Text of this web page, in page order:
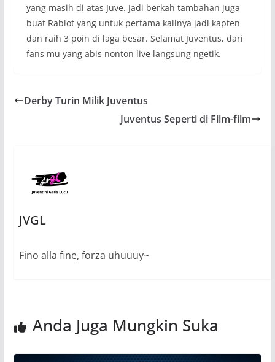
yang masih di atas Juve. Jadi berkah tambahan juga
buat Rabiot yang untuk pertama kalinya jadi kapten
dan raih 3 poin di laga besar. Selamat Juventus, dari
fans mu yang abis nonton live langsung ngetik.
Derby Turin Milik Juventus
Juventus Seperti di Film-film
JVGL
Fino alla fine, forza uhuuuy~
Anda Juga Mungkin Suka